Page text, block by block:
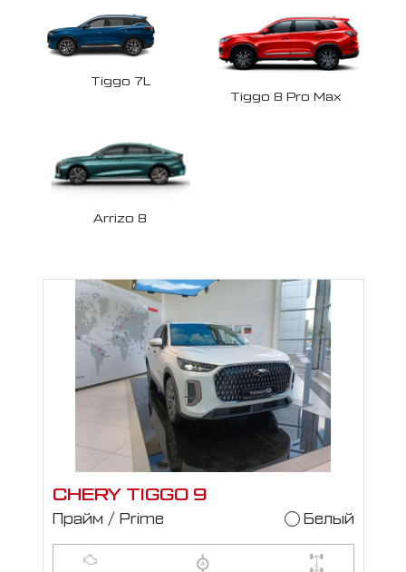
Tiggo 7L
Tiggo 8 Pro Max
Arrizo 8
CHERY TIGGO 9
Прайм / Prime Белый